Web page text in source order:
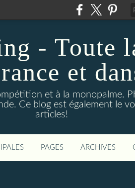
- Toute
et
et à la monopalme.
Ce blog est également le
articles!
PAGES ARCHIVES